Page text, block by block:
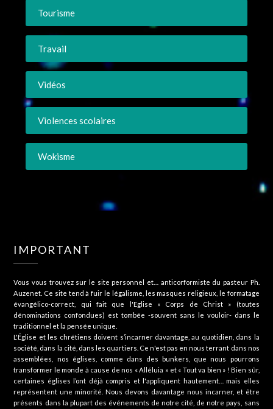
Tourisme
Travail
Vidéos
Violences scolaires
Wokisme
IMPORTANT
Vous vous trouvez sur le site personnel et… anticorformiste du pasteur Ph.
Auzenet. Ce site tend à fuir le légalisme, les masques religieux, le formatage
évangélico-correct, qui fait que l'Eglise « Corps de Christ » (toutes
dénominations confondues) est tombée -souvent sans le vouloir- dans le
traditionnel et la pensée unique.
L'Église et les chrétiens doivent s’incarner davantage, au quotidien, dans la
société, dans la cité, dans les quartiers. Ce n'est pas en nous terrant dans nos
assemblées, nos églises, comme dans des bunkers, que nous pourrons
transformer le monde à cause de nos « Alléluia » et « Tout va bien » ! Bien sûr,
certaines églises l’ont déjà compris et l'appliquent hautement… mais elles
représentent une minorité. Nous devons davantage nous incarner, et être
présents dans la plupart des événements de notre cité, de notre pays, sans